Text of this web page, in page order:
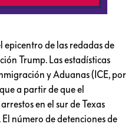
epicentro de las redadas de
Trump. Las estadísticas
y Aduanas (ICE, por
a partir de que el
en el sur de Texas
número de detenciones de